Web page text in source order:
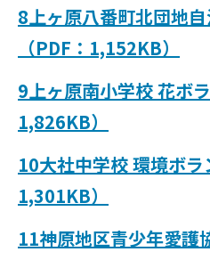
8上ヶ原八番町北団地
（PDF：1,152KB）
9上ヶ原南小学校 花ボ
1,826KB）
10大社中学校 環境ボラ
1,301KB）
11神原地区青少年愛護